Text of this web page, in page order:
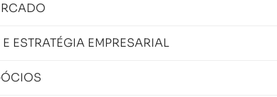
ESTRATÉGIA EMPRESARIAL